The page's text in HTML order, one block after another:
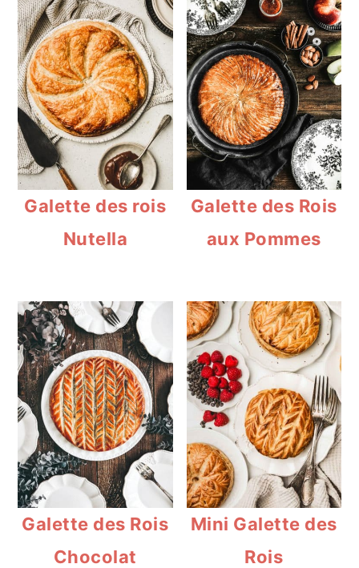
Galette des rois
Nutella
Galette des Rois
aux Pommes
Galette des Rois
Chocolat
Mini Galette des
Rois